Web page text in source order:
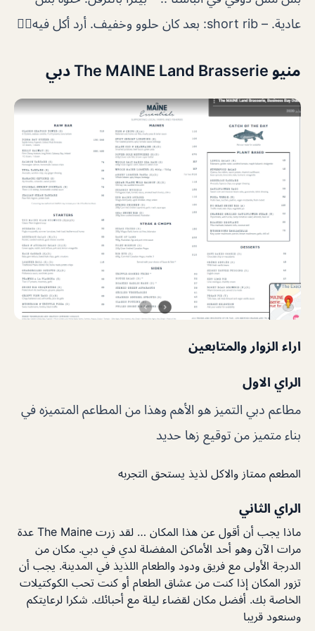
عادية. – short rib: بعد كان حلوو وخفيف. أرد أكل فيه👌🏼
منيو The MAINE Land Brasserie دبي
اراء الزوار والمتابعين
الراي الاول
مطاعم دبي التميز هو الأهم وهذا من المطاعم المتميزه في
بناء متميز من توقيع زها حديد
المطعم ممتاز والاكل لذيذ يستحق التجربه
الراي الثاني
ماذا يجب أن أقول عن هذا المكان … لقد زرت The Maine عدة
مرات الآن وهو أحد الأماكن المفضلة لدي في دبي. مكان من
الدرجة الأولى مع فريق ودود والطعام اللذيذ في المدينة. يجب أن
تزور المكان إذا كنت من عشاق الطعام أو كنت تحب الكوكتيلات
الخاصة بك. أفضل مكان لقضاء ليلة مع أحبائك. شكرا لرعايتكم
وسنعود قريبا